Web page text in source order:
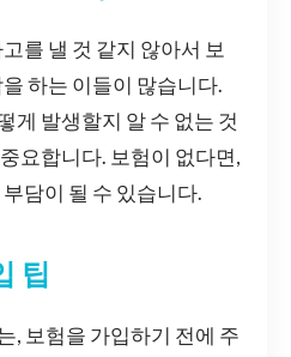
를 낼 것 같지 않아서 보
하는 이들이 많습니다.
게 발생할지 알 수 없는 것
요합니다. 보험이 없다면,
담이 될 수 있습니다.
팁
, 보험을 가입하기 전에 주